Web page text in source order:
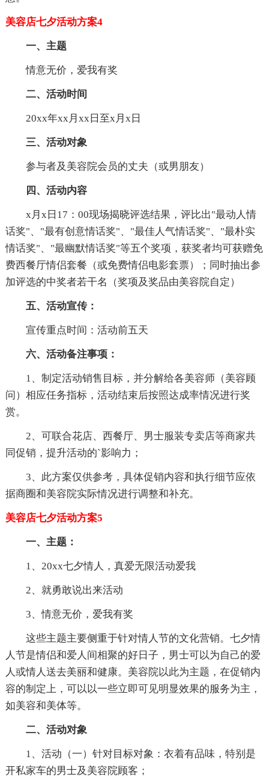
美容店七夕活动方案4
一、主题
情意无价，爱我有奖
二、活动时间
20xx年xx月xx日至x月x日
三、活动对象
参与者及美容院会员的丈夫（或男朋友）
四、活动内容
x月x日17：00现场揭晓评选结果，评比出"最动人情
话奖"、"最有创意情话奖"、"最佳人气情话奖"、"最朴实
情话奖"、"最幽默情话奖"等五个奖项，获奖者均可获赠免
费西餐厅情侣套餐（或免费情侣电影套票）；同时抽出参
加评选的中奖者若干名（奖项及奖品由美容院自定）
五、活动宣传：
宣传重点时间：活动前五天
六、活动备注事项：
1、制定活动销售目标，并分解给各美容师（美容顾
问）相应任务指标，活动结束后按照达成率情况进行奖
赏。
2、可联合花店、西餐厅、男士服装专卖店等商家共
同促销，提升活动的`影响力；
3、此方案仅供参考，具体促销内容和执行细节应依
据商圈和美容院实际情况进行调整和补充。
美容店七夕活动方案5
一、主题：
1、20xx七夕情人，真爱无限活动爱我
2、就勇敢说出来活动
3、情意无价，爱我有奖
这些主题主要侧重于针对情人节的文化营销。七夕情
人节是情侣和爱人间相聚的好日子，男士可以为自己的爱
人或情人送去美丽和健康。美容院以此为主题，在促销内
容的制定上，可以以一些立即可见明显效果的服务为主，
如美容和美体等。
二、活动对象
1、活动（一）针对目标对象：衣着有品味，特别是
开私家车的男士及美容院顾客；